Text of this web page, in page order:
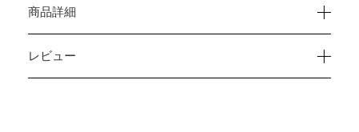
商品詳細
レビュー